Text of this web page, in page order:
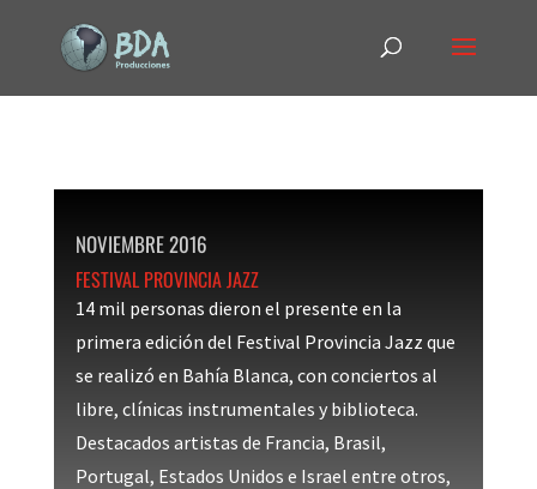
NOVIEMBRE 2016
FESTIVAL PROVINCIA JAZZ
14 mil personas dieron el presente en la
primera edición del Festival Provincia Jazz que
se realizó en Bahía Blanca, con conciertos al
libre, clínicas instrumentales y biblioteca.
Destacados artistas de Francia, Brasil,
Portugal, Estados Unidos e Israel entre otros,